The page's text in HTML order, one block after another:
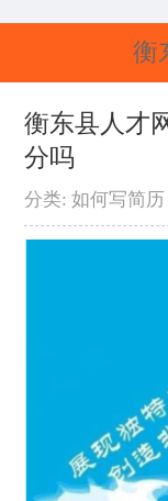
衡
面
衡东县人才
分吗
分类: 如何写简历